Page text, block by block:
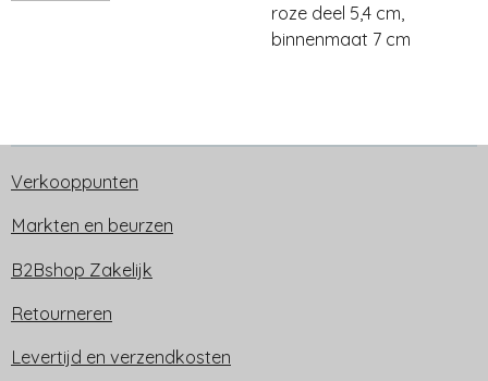
roze deel 5,4 cm,
binnenmaat 7 cm
Verkooppunten
Markten en beurzen
B2Bshop Zakelijk
Retourneren
Levertijd en verzendkosten